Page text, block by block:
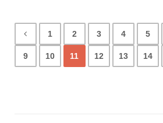
1 2 3 4 5
9 10 11 12 13 14